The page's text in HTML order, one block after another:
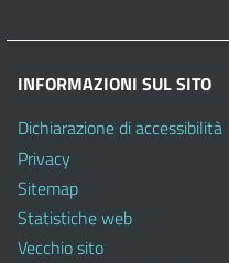
INFORMAZIONI SUL SITO
Dichiarazione di accessibilità
Privacy
Sitemap
Statistiche web
Vecchio sito